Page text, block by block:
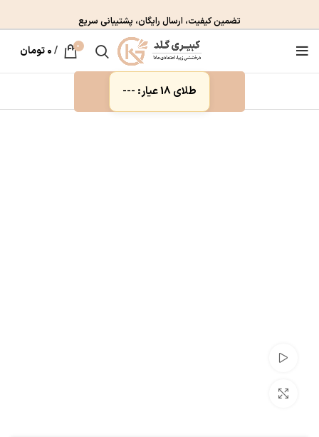
تضمین کیفیت، ارسال رایگان، پشتیبانی سریع
0
/۰تومان
طلای 18 عیار: ---